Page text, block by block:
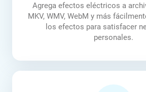
Agrega efectos eléctricos a
MKV, WMV, WebM y más
los efectos para satisfacer
personales.